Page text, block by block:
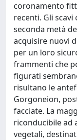
coronamento
recenti. Gli
seconda metà
acquisire nuovi
per un loro
frammenti che
figurati
risultano le
Gorgoneion,
facciate. La
riconducibile ad
vegetali,